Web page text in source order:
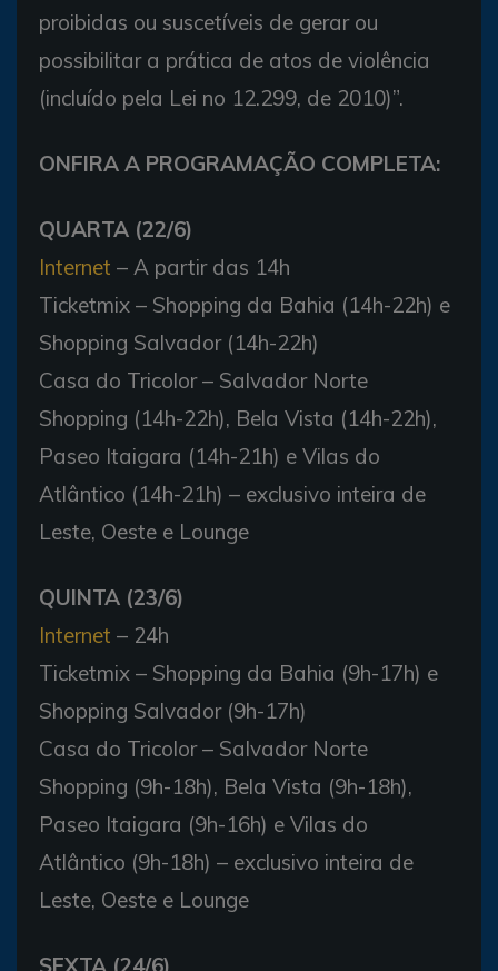
proibidas ou suscetíveis de gerar ou
possibilitar a prática de atos de violência
(incluído pela Lei no 12.299, de 2010)”.
ONFIRA A PROGRAMAÇÃO COMPLETA:
QUARTA (22/6)
Internet – A partir das 14h
Ticketmix – Shopping da Bahia (14h-22h) e
Shopping Salvador (14h-22h)
Casa do Tricolor – Salvador Norte
Shopping (14h-22h), Bela Vista (14h-22h),
Paseo Itaigara (14h-21h) e Vilas do
Atlântico (14h-21h) – exclusivo inteira de
Leste, Oeste e Lounge
QUINTA (23/6)
Internet – 24h
Ticketmix – Shopping da Bahia (9h-17h) e
Shopping Salvador (9h-17h)
Casa do Tricolor – Salvador Norte
Shopping (9h-18h), Bela Vista (9h-18h),
Paseo Itaigara (9h-16h) e Vilas do
Atlântico (9h-18h) – exclusivo inteira de
Leste, Oeste e Lounge